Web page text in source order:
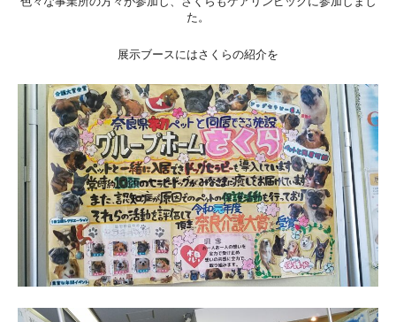
た。
展示ブースにはさくらの紹介を